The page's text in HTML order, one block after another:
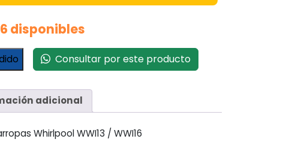
6 disponibles
Consultar por este producto
adicional
Whirlpool WWI13 / WWI16